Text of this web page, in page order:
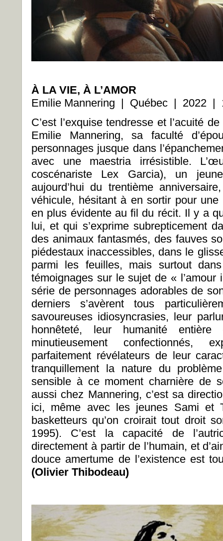
À LA VIE, À L’AMOR
Emilie Mannering | Québec | 2022 |
C’est l’exquise tendresse et l’acuité
Emilie Mannering, sa faculté
personnages jusque dans
avec une maestria irrésistible.
coscénariste Lex Garcia), un
aujourd’hui du trentième
véhicule, hésitant à en sortir pour
en plus évidente au fil du récit. Il y a
lui, et qui s’exprime subrepticement
des animaux fantasmés, des fauves
piédestaux inaccessibles, dans le
parmi les feuilles, mais surtout
témoignages sur le sujet de « l’amour
série de personnages adorables de
derniers s’avèrent tous
savoureuses idiosyncrasies, leur
honnêteté, leur humanité
minutieusement confectionnés,
parfaitement révélateurs de leur
tranquillement la nature du
sensible à ce moment charnière de
aussi chez Mannering, c’est sa
ici, même avec les jeunes Sami et
basketteurs qu’on croirait tout droit
1995). C’est la capacité de
directement à partir de l’humain, et
douce amertume de l’existence est
(Olivier Thibodeau)